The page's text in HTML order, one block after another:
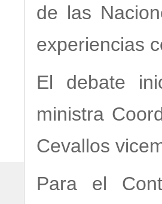
de las
experiencias
El debate
ministra
Cevallos
Para el